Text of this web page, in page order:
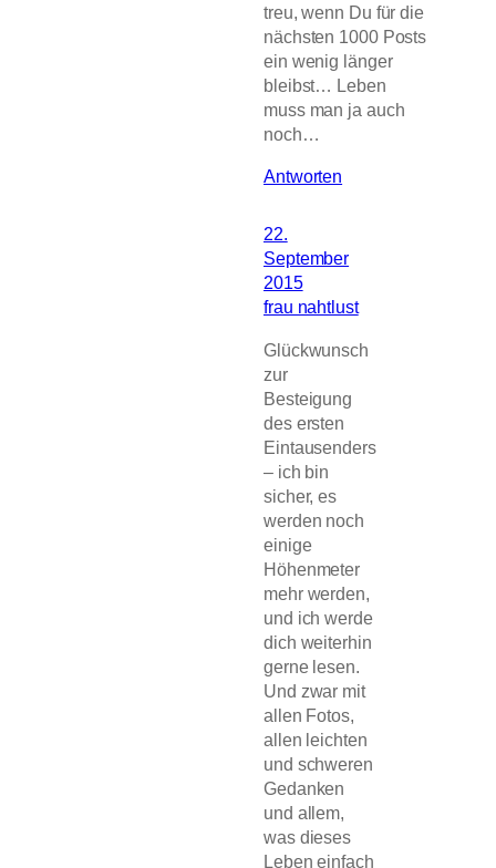
treu, wenn Du für die
nächsten 1000 Posts
ein wenig länger
bleibst… Leben
muss man ja auch
noch…
Antworten
22.
September
2015
frau nahtlust
Glückwunsch
zur
Besteigung
des ersten
Eintausenders
– ich bin
sicher, es
werden noch
einige
Höhenmeter
mehr werden,
und ich werde
dich weiterhin
gerne lesen.
Und zwar mit
allen Fotos,
allen leichten
und schweren
Gedanken
und allem,
was dieses
Leben einfach